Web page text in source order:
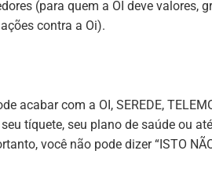
(para quem a OI deve valores,
contra a Oi).
acabar com a OI, SEREDE,
tíquete, seu plano de saúde ou
você não pode dizer“ISTO